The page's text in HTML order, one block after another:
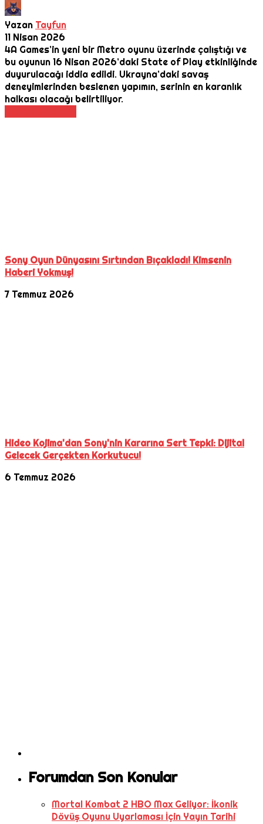
Yazan Tayfun
11 Nisan 2026
4A Games’in yeni bir Metro oyunu üzerinde çalıştığı ve
bu oyunun 16 Nisan 2026’daki State of Play etkinliğinde
duyurulacağı iddia edildi. Ukrayna’daki savaş
deneyimlerinden beslenen yapımın, serinin en karanlık
halkası olacağı belirtiliyor.
Sony Oyun Dünyasını Sırtından Bıçakladı! Kimsenin
Haberi Yokmuş!
7 Temmuz 2026
Hideo Kojima'dan Sony'nin Kararına Sert Tepki: Dijital
Gelecek Gerçekten Korkutucu!
6 Temmuz 2026
Forumdan Son Konular
Mortal Kombat 2 HBO Max Geliyor: İkonik
Dövüş Oyunu Uyarlaması İçin Yayın Tarihi